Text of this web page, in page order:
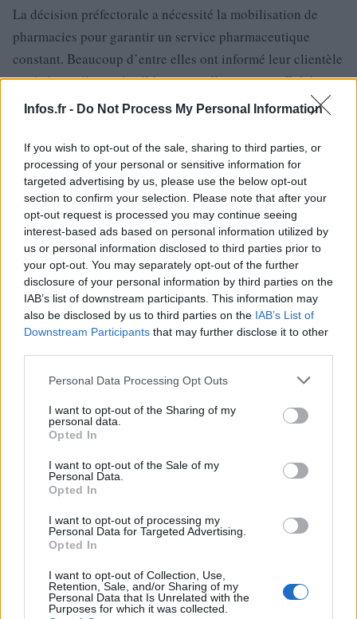
Infos.fr - Do Not Process My Personal Information
If you wish to opt-out of the sale, sharing to third parties, or
processing of your personal or sensitive information for
targeted advertising by us, please use the below opt-out
section to confirm your selection. Please note that after your
opt-out request is processed you may continue seeing
interest-based ads based on personal information utilized by
us or personal information disclosed to third parties prior to
your opt-out. You may separately opt-out of the further
disclosure of your personal information by third parties on the
IAB’s list of downstream participants. This information may
also be disclosed by us to third parties on the IAB’s List of
Downstream Participants that may further disclose it to other
Please note that this website/app uses one or more Google
not limited to your visit or usage behaviour. You may click to
grant or deny consent to Google and its third-party tags to
use your data for below specified purposes in below Google
consent section.
Personal Data Processing Opt Outs
I want to opt-out of the Sharing of my
personal data.
Opted In
I want to opt-out of the Sale of my
Personal Data.
Opted In
I want to opt-out of processing my
Personal Data for Targeted Advertising.
Opted In
I want to opt-out of Collection, Use,
Retention, Sale, and/or Sharing of my
Personal Data that Is Unrelated with the
Purposes for which it was collected.
La décision préfectorale a nécessité la mobilisation de
pharmacies pour garantir un service pharmaceutique
constant. Beaucoup d’entre elles ont informé leur clientèle
par le biais d’e-mails, d’écrans ou d’annonces affichées
dans leurs vitrines.
En raison de l’inflation affectant leurs coûts, les syndicats
demandent une augmentation salariale à partir de 2025. Ils
jugent les dernières offres de l’Assurance Maladie, émises
lors des négociations conventionnelles débutées fin 2023,
« insatisfaisantes ». M. Besset a indiqué que les syndicats
pharmaceutiques sont convoqués pour une « réunion
finale » avec l’Assurance maladie le 5 juin.
Outre le facteur économique, la profession exprime
également son inquiétude, comme en 2014, à l’idée d’une